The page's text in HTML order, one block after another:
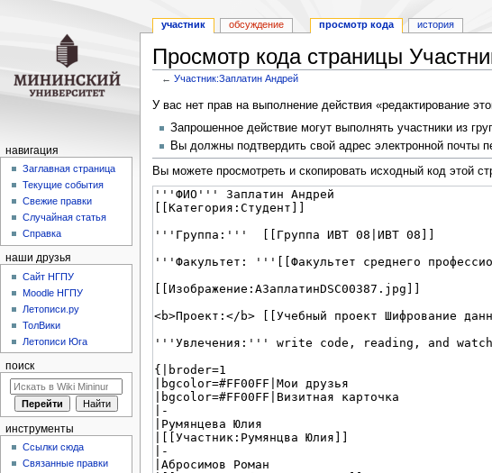
Просмотр кода страницы
←Участник:Заплатин Андрей
Перейти
навигации
Перейти
поиску
У вас нет прав на выполнение действия «редактирование
Запрошенное действие могут выполнять участники из
Вы должны подтвердить свой адрес электронной почты
Вы можете просмотреть и скопировать исходный код этой
участник обсуждение просмотр кода история
навигация
Заглавная страница
Текущие события
Свежие правки
Случайная статья
Справка
наши друзья
Cайт НГПУ
Moodle НГПУ
Летописи.ру
ТолВики
Летописи Юга
поиск
инструменты
Ссылки сюда
Связанные правки